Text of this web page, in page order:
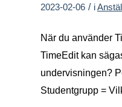
2023-02-06 / i
När du använder
TimeEdit kan
undervisningen?
Studentgrupp =